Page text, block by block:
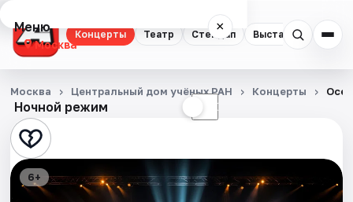
Концерты Театр Стендап Выставки
Меню ×
Москва
Концерты
Театр
Стендап
Выставки
Ночной режим ☾
Москва Центральный дом учёных РАН Концерты
6+